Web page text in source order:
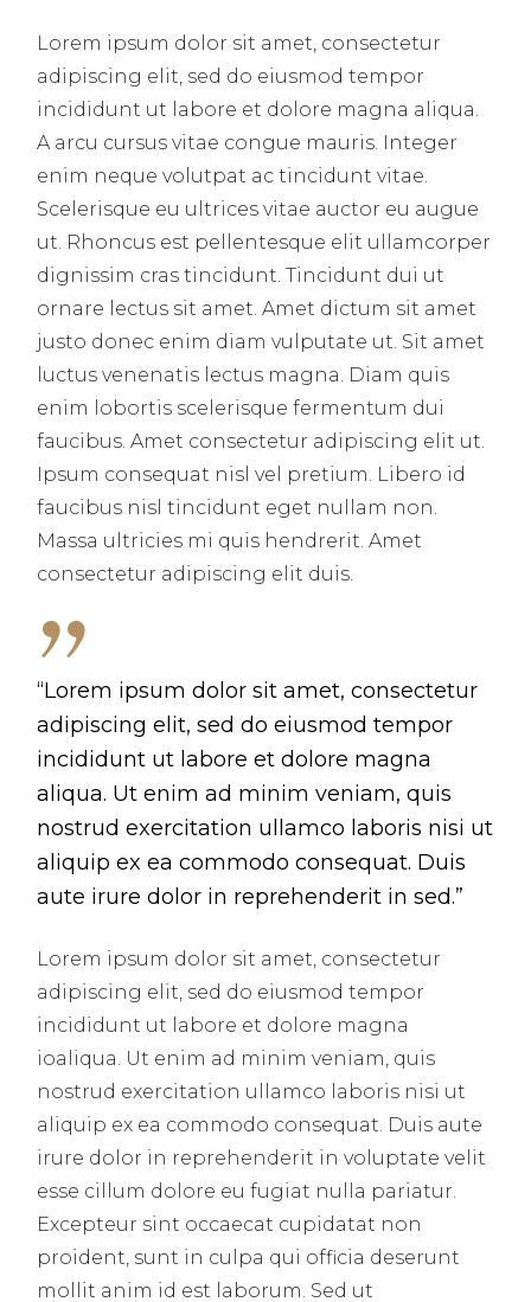
Lorem ipsum dolor sit amet, consectetur
adipiscing elit, sed do eiusmod tempor
incididunt ut labore et dolore magna aliqua.
A arcu cursus vitae congue mauris. Integer
enim neque volutpat ac tincidunt vitae.
Scelerisque eu ultrices vitae auctor eu augue
ut. Rhoncus est pellentesque elit ullamcorper
dignissim cras tincidunt. Tincidunt dui ut
ornare lectus sit amet. Amet dictum sit amet
justo donec enim diam vulputate ut. Sit amet
luctus venenatis lectus magna. Diam quis
enim lobortis scelerisque fermentum dui
faucibus. Amet consectetur adipiscing elit ut.
Ipsum consequat nisl vel pretium. Libero id
faucibus nisl tincidunt eget nullam non.
Massa ultricies mi quis hendrerit. Amet
consectetur adipiscing elit duis.
“Lorem ipsum dolor sit amet, consectetur
adipiscing elit, sed do eiusmod tempor
incididunt ut labore et dolore magna
aliqua. Ut enim ad minim veniam, quis
nostrud exercitation ullamco laboris nisi ut
aliquip ex ea commodo consequat. Duis
aute irure dolor in reprehenderit in sed.”
Lorem ipsum dolor sit amet, consectetur
adipiscing elit, sed do eiusmod tempor
incididunt ut labore et dolore magna
ioaliqua. Ut enim ad minim veniam, quis
nostrud exercitation ullamco laboris nisi ut
aliquip ex ea commodo consequat. Duis aute
irure dolor in reprehenderit in voluptate velit
esse cillum dolore eu fugiat nulla pariatur.
Excepteur sint occaecat cupidatat non
proident, sunt in culpa qui officia deserunt
mollit anim id est laborum. Sed ut